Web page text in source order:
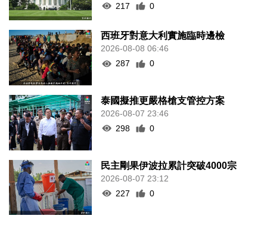
217
0
西班牙對意大利實施臨時邊檢
2026-08-08 06:46
287
0
泰國擬推更嚴格槍支管控方案
2026-08-07 23:46
298
0
民主剛果伊波拉累計突破4000宗
2026-08-07 23:12
227
0